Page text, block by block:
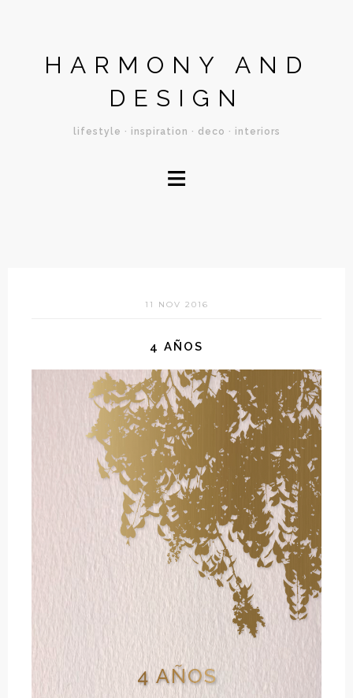
HARMONY AND
DESIGN
lifestyle · inspiration · deco · interiors
≡
11 NOV 2016
4 AÑOS